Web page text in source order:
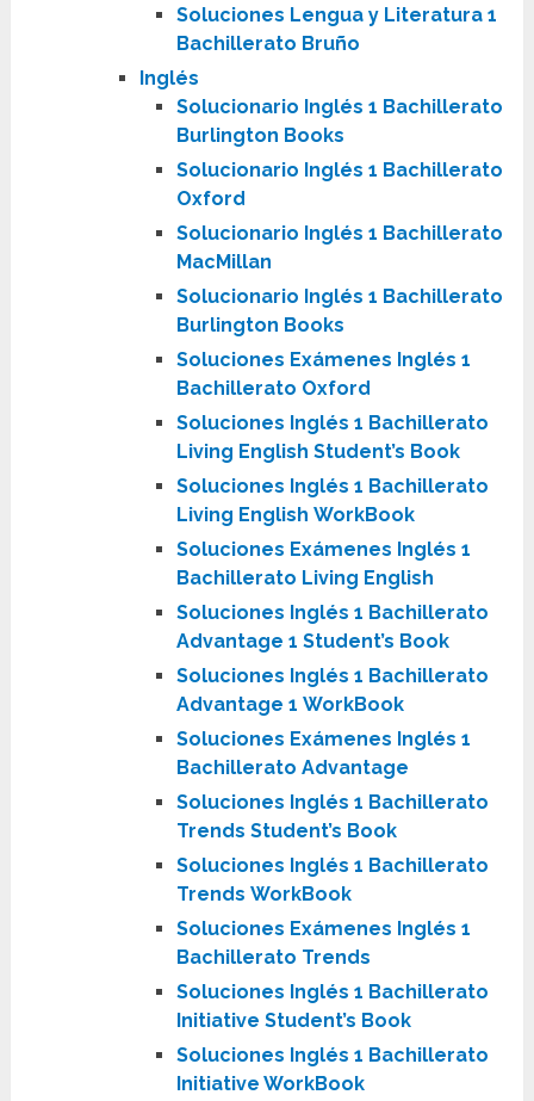
Soluciones Lengua y Literatura 1
Bachillerato Bruño
Inglés
Solucionario Inglés 1 Bachillerato
Burlington Books
Solucionario Inglés 1 Bachillerato
Oxford
Solucionario Inglés 1 Bachillerato
MacMillan
Solucionario Inglés 1 Bachillerato
Burlington Books
Soluciones Exámenes Inglés 1
Bachillerato Oxford
Soluciones Inglés 1 Bachillerato
Living English Student’s Book
Soluciones Inglés 1 Bachillerato
Living English WorkBook
Soluciones Exámenes Inglés 1
Bachillerato Living English
Soluciones Inglés 1 Bachillerato
Advantage 1 Student’s Book
Soluciones Inglés 1 Bachillerato
Advantage 1 WorkBook
Soluciones Exámenes Inglés 1
Bachillerato Advantage
Soluciones Inglés 1 Bachillerato
Trends Student’s Book
Soluciones Inglés 1 Bachillerato
Trends WorkBook
Soluciones Exámenes Inglés 1
Bachillerato Trends
Soluciones Inglés 1 Bachillerato
Initiative Student’s Book
Soluciones Inglés 1 Bachillerato
Initiative WorkBook